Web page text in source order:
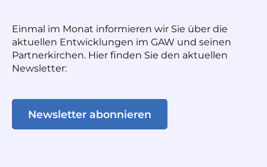
Einmal im Monat informieren wir Sie über die
aktuellen Entwicklungen im GAW und seinen
Partnerkirchen. Hier finden Sie den aktuellen
Newsletter:
Newsletter abonnieren